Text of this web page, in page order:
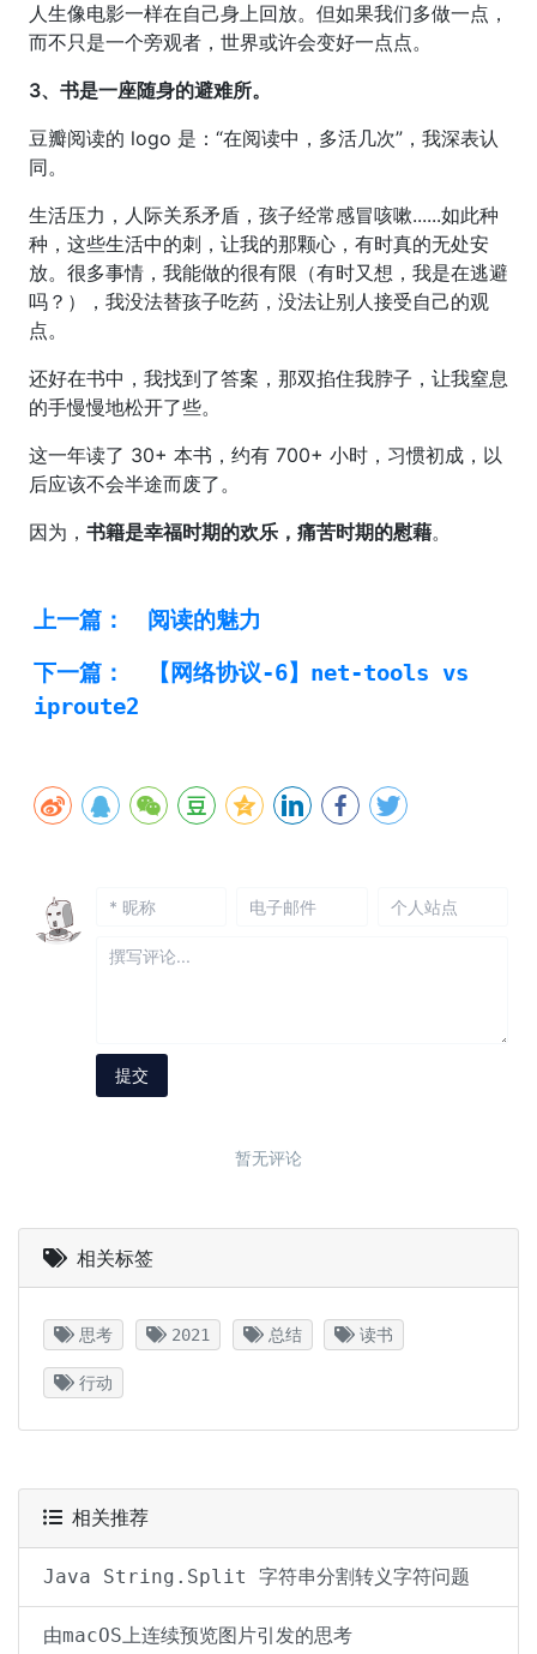
人生像电影一样在自己身上回放。但如果我们多做一点，
而不只是一个旁观者，世界或许会变好一点点。
3、书是一座随身的避难所。
豆瓣阅读的 logo 是：“在阅读中，多活几次”，我深表认
同。
生活压力，人际关系矛盾，孩子经常感冒咳嗽......如此种
种，这些生活中的刺，让我的那颗心，有时真的无处安
放。很多事情，我能做的很有限（有时又想，我是在逃避
吗？），我没法替孩子吃药，没法让别人接受自己的观
点。
还好在书中，我找到了答案，那双掐住我脖子，让我窒息
的手慢慢地松开了些。
这一年读了 30+ 本书，约有 700+ 小时，习惯初成，以
后应该不会半途而废了。
因为， 书籍是幸福时期的欢乐，痛苦时期的慰藉。
上一篇：
阅读的魅力
下一篇：
【网络协议-6】net-tools vs
iproute2
相关标签
思考 2021 总结 读书
行动
相关推荐
Java String.Split 字符串分割转义字符问题
由macOS上连续预览图片引发的思考